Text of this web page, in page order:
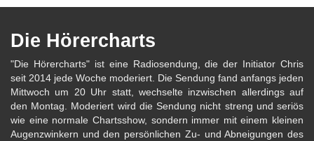
Die Hörercharts
"Die Hörercharts" ist eine Radiosendung, die der Initiator Chris
seit 2014 jede Woche moderiert. Die Sendung fand anfangs jeden
Mittwoch um 20 Uhr statt, wechselte inzwischen allerdings auf
den Montag. Moderiert wird die Sendung nicht streng und seriös
wie eine normale Chartsshow, sondern immer mit einem kleinen
Augenzwinkern und den persönlichen Zu- und Abneigungen des